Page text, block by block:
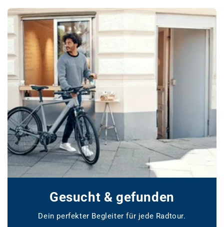
Gesucht & gefunden
Dein perfekter Begleiter für jede Radtour.